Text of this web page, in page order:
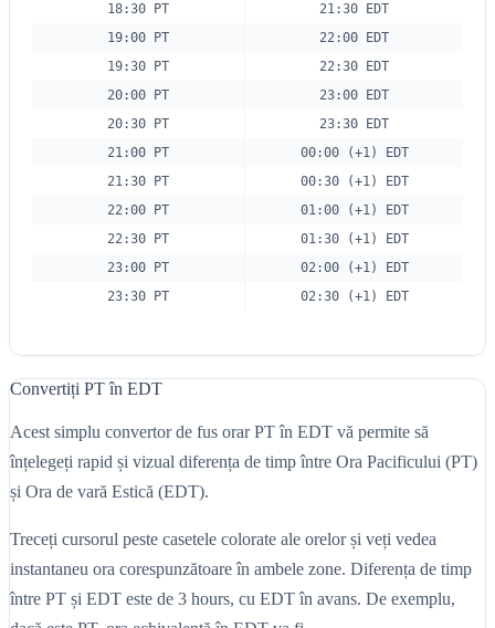
18:30 PT
21:30 EDT
19:00 PT
22:00 EDT
19:30 PT
22:30 EDT
20:00 PT
23:00 EDT
20:30 PT
23:30 EDT
21:00 PT
00:00 (+1) EDT
21:30 PT
00:30 (+1) EDT
22:00 PT
01:00 (+1) EDT
22:30 PT
01:30 (+1) EDT
23:00 PT
02:00 (+1) EDT
23:30 PT
02:30 (+1) EDT
Convertiți PT în EDT
Acest simplu convertor de fus orar PT în EDT vă permite să
înțelegeți rapid și vizual diferența de timp între Ora Pacificului (PT)
și Ora de vară Estică (EDT).
Treceți cursorul peste casetele colorate ale orelor și veți vedea
instantaneu ora corespunzătoare în ambele zone. Diferența de timp
între PT și EDT este de 3 hours, cu EDT în avans. De exemplu,